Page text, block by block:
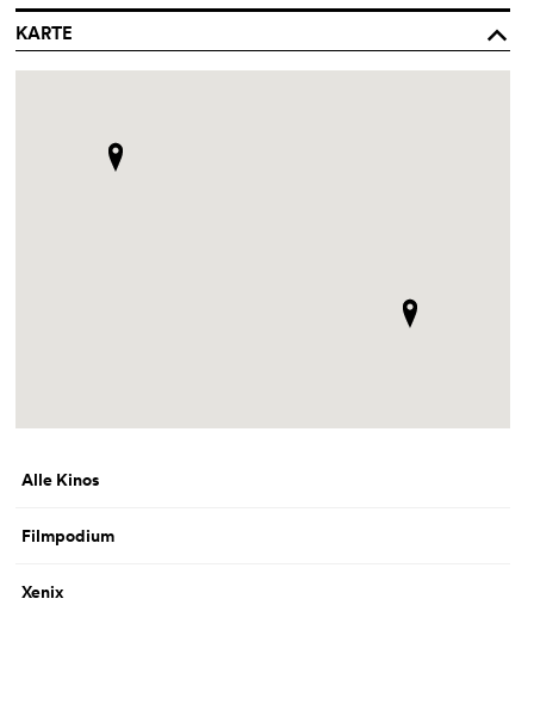
KARTE
o
Alle Kinos
Filmpodium
Xenix